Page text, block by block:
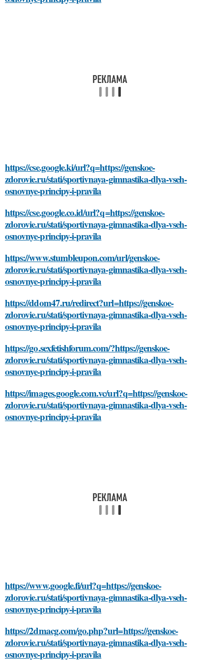
https://cse.google.ki/url?q=https://genskoe-
zdorovie.ru/stati/sportivnaya-gimnastika-dlya-vseh-
osnovnye-principy-i-pravila
https://cse.google.co.id/url?q=https://genskoe-
zdorovie.ru/stati/sportivnaya-gimnastika-dlya-vseh-
osnovnye-principy-i-pravila
https://www.stumbleupon.com/url/genskoe-
zdorovie.ru/stati/sportivnaya-gimnastika-dlya-vseh-
osnovnye-principy-i-pravila
https://ddom47.ru/redirect?url=https://genskoe-
zdorovie.ru/stati/sportivnaya-gimnastika-dlya-vseh-
osnovnye-principy-i-pravila
https://go.sexfetishforum.com/?https://genskoe-
zdorovie.ru/stati/sportivnaya-gimnastika-dlya-vseh-
osnovnye-principy-i-pravila
https://images.google.com.vc/url?q=https://genskoe-
zdorovie.ru/stati/sportivnaya-gimnastika-dlya-vseh-
osnovnye-principy-i-pravila
https://www.google.fi/url?q=https://genskoe-
zdorovie.ru/stati/sportivnaya-gimnastika-dlya-vseh-
osnovnye-principy-i-pravila
https://2dmacg.com/go.php?url=https://genskoe-
zdorovie.ru/stati/sportivnaya-gimnastika-dlya-vseh-
osnovnye-principy-i-pravila